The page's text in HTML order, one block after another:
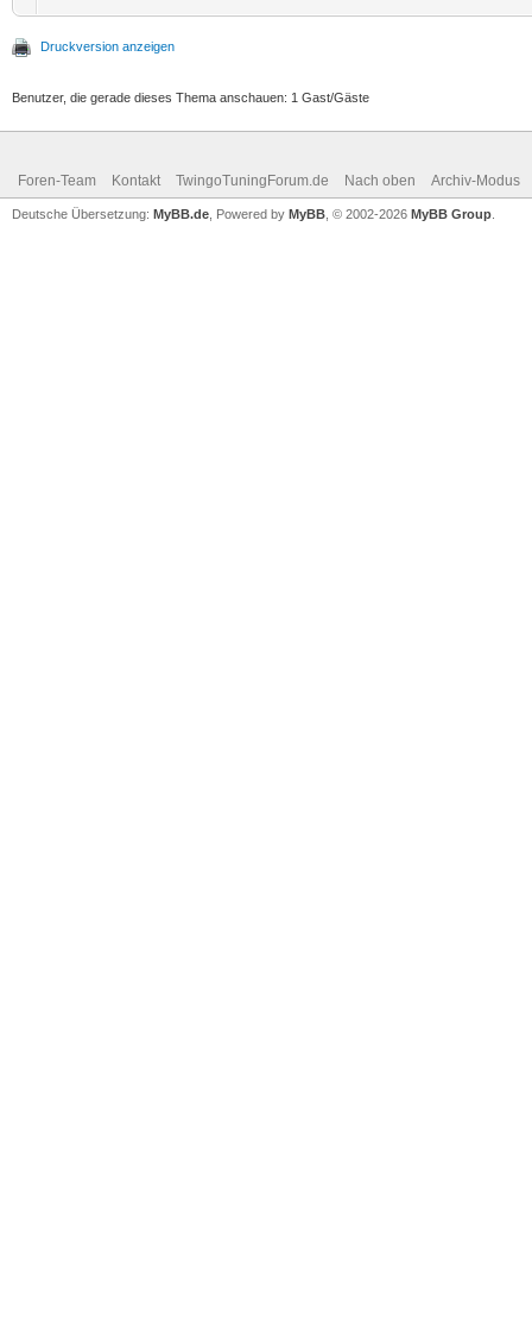
Druckversion anzeigen
Benutzer, die gerade dieses Thema anschauen: 1 Gast/Gäste
Foren-Team Kontakt TwingoTuningForum.de Nach oben Archiv-Modus
Deutsche Übersetzung: MyBB.de , Powered by MyBB , © 2002-2026 MyBB Group